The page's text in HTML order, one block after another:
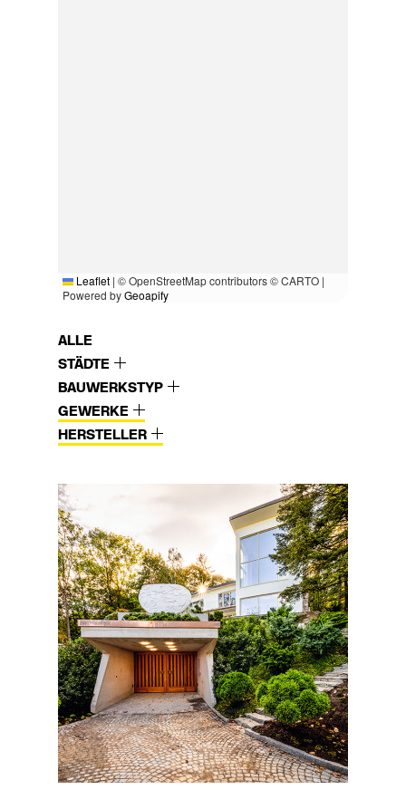
Leaflet | © OpenStreetMap contributors © CARTO |
Powered byGeoapify
ALLE
STÄDTE
BAUWERKSTYP
GEWERKE
HERSTELLER